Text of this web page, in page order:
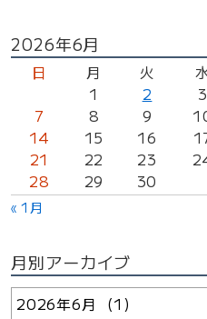
投
ー
2026年6月
日 月 火
1
2 3
7
8 9
14
15 16
21
22 23
28
29 30
« 1月
月別アーカイブ